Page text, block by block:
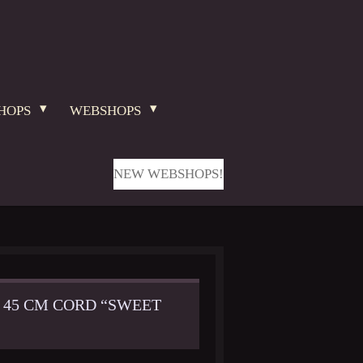
WEBSHOPS
NEW WEBSHOPS!
CM CORD “SWEET